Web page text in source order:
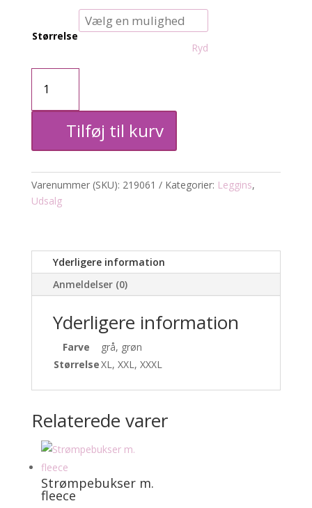
Størrelse
Ryd
Hummel
tights
Tilføj til kurv
Varenummer (SKU): 219061 Kategorier: Leggins,
Udsalg
Yderligere information
Anmeldelser (0)
Yderligere information
Farve
grå, grøn
StørrelseXL, XXL, XXXL
Relaterede varer
Strømpebukser m.
fleece